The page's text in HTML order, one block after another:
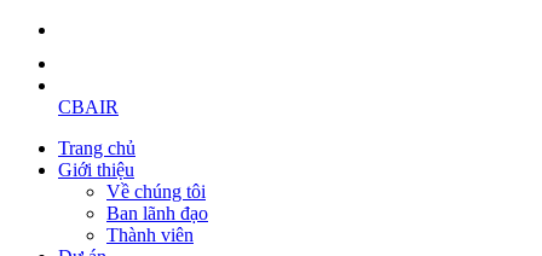
CBAIR
Trang chủ
Giới thiệu
Về chúng tôi
Ban lãnh đạo
Thành viên